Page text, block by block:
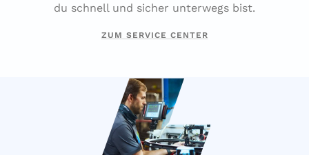
du schnell und sicher unterwegs bist.
ZUM SERVICE CENTER